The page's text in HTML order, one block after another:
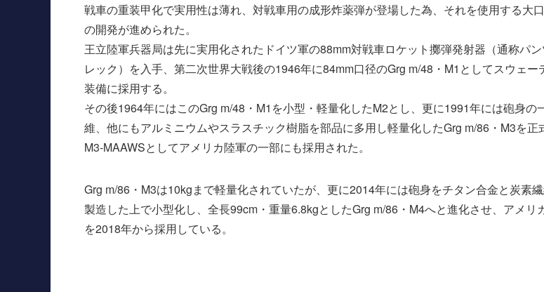
戦車の重装甲化で実用性は薄れ、対戦車用の成形炸薬弾が登場した為、それを使用する大
の開発が進められた。
王立陸軍兵器局は先に実用化されたドイツ軍の88mm対戦車ロケット擲弾発射器（通称パ
レック）を入手、第二次世界大戦後の1946年に84mm口径のGrg m/48・M1としてスウェー
装備に採用する。
その後1964年にはこのGrg m/48・M1を小型・軽量化したM2とし、更に1991年には砲身の
維、他にもアルミニウムやスラスチック樹脂を部品に多用し軽量化したGrg m/86・M3を正
M3-MAAWSとしてアメリカ陸軍の一部にも採用された。
Grg m/86・M3は10kgまで軽量化されていたが、更に2014年には砲身をチタン合金と炭素
製造した上で小型化し、全長99cm・重量6.8kgとしたGrg m/86・M4へと進化させ、アメリ
を2018年から採用している。